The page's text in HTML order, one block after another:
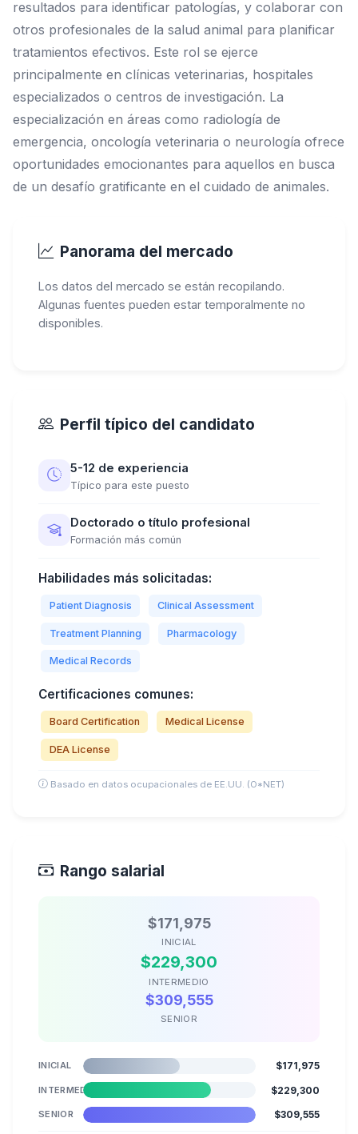
resultados para identificar patologías, y colaborar con
otros profesionales de la salud animal para planificar
tratamientos efectivos. Este rol se ejerce
principalmente en clínicas veterinarias, hospitales
especializados o centros de investigación. La
especialización en áreas como radiología de
emergencia, oncología veterinaria o neurología ofrece
oportunidades emocionantes para aquellos en busca
de un desafío gratificante en el cuidado de animales.
Panorama del mercado
Los datos del mercado se están recopilando.
Algunas fuentes pueden estar temporalmente no
disponibles.
Perfil típico del candidato
5-12 de experiencia
Típico para este puesto
Doctorado o título profesional
Formación más común
Habilidades más solicitadas:
Patient Diagnosis Clinical Assessment
Treatment Planning Pharmacology
Medical Records
Certificaciones comunes:
Board Certification Medical License
DEA License
Basado en datos ocupacionales de EE.UU. (O*NET)
Rango salarial
$171,975
INICIAL
$229,300
INTERMEDIO
$309,555
SENIOR
INICIAL $171,975
INTERMEDIO $229,300
SENIOR $309,555